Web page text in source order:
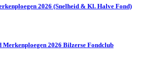
2026 (Snelheid & Kl. Halve Fond)
2026 Bilzerse Fondclub